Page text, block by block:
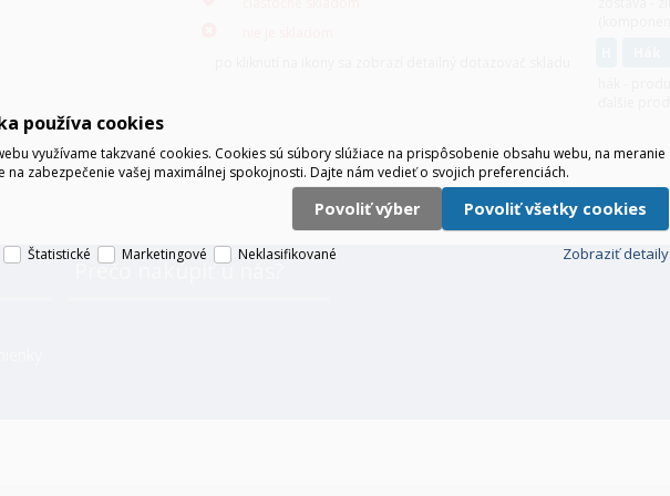
Prečo nakúpiť u nás?
používa cookies
využívame takzvané cookies. Cookies sú súbory slúžiace na prispôsobenie obsahu webu, na meranie
na zabezpečenie vašej maximálnej spokojnosti. Dajte nám vedieť o svojich preferenciách.
Povoliť výber Povoliť všetky cookies
Štatistické Marketingové Neklasifikované Zobraziť detaily